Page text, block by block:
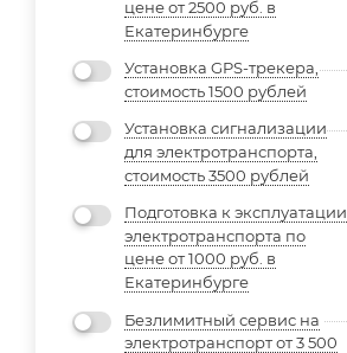
цене от 2500 руб. в
Екатеринбурге
Установка GPS-трекера,
стоимость 1500 рублей
Установка сигнализации
для электротранспорта,
стоимость 3500 рублей
Подготовка к эксплуатации
электротранспорта по
цене от 1000 руб. в
Екатеринбурге
Безлимитный сервис на
электротранспорт от 3 500